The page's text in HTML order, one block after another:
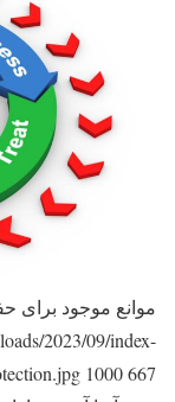
موانع موجود برای
2023/09/index-
1000667